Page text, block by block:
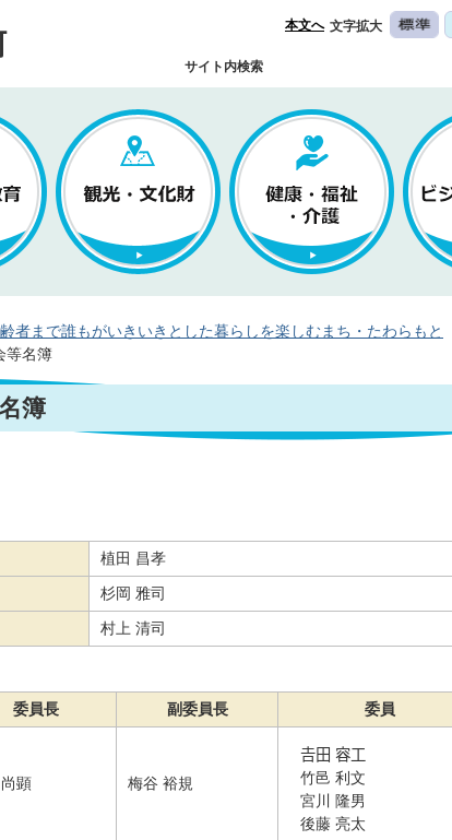
本文へ 文字拡大
サイト内検索
者まで誰もがいきいきとした暮らしを楽しむまち・たわらもと
等名簿
簿
植田 昌孝
杉岡 雅司
村上 清司
委員長 副委員長 委員
顕 梅谷 裕規
𠮷田 容工
竹邑 利文
宮川 隆男
後藤 亮太